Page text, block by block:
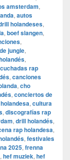
amsterdam,
, autos
holandeses,
, boef slangen,
,
jungle,
,
rap
, canciones
, cho
, conciertos de
, cultura
, discografías rap
, drill holandés,
rap holandesa,
, festivales
2025, frenna
, hef muziek, hef